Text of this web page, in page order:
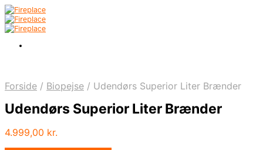
Forside / Biopejse / Udendørs Superior Liter Brænder
Udendørs Superior Liter Brænder
4.999,00 kr.